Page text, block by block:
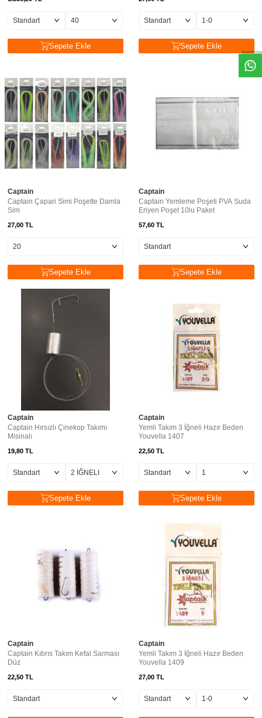
Sepete Ekle Sepete Ekle
Captain
Captain Çapari Simi Poşette Damla
Sim
27,00 TL
Sepete Ekle
Captain
Captain Yemleme Poşeti PVA Suda
Eriyen Poşet 10lu Paket
57,60 TL
Sepete Ekle
Captain
Captain Hırsızlı Çinekop Takımı
Misinalı
19,80 TL
Sepete Ekle
Captain
Yemli Takım 3 İğneli Hazır Beden
Youvella 1407
22,50 TL
Sepete Ekle
Captain
Captain Kıbrıs Takım Kefal Sarması
Düz
22,50 TL
Captain
Yemli Takım 3 İğneli Hazır Beden
Youvella 1409
27,00 TL